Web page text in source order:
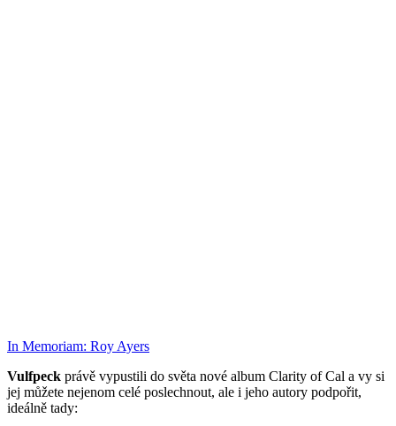
In Memoriam: Roy Ayers
Vulfpeck právě vypustili do světa nové album Clarity of Cal a vy si
jej můžete nejenom celé poslechnout, ale i jeho autory podpořit,
ideálně tady: